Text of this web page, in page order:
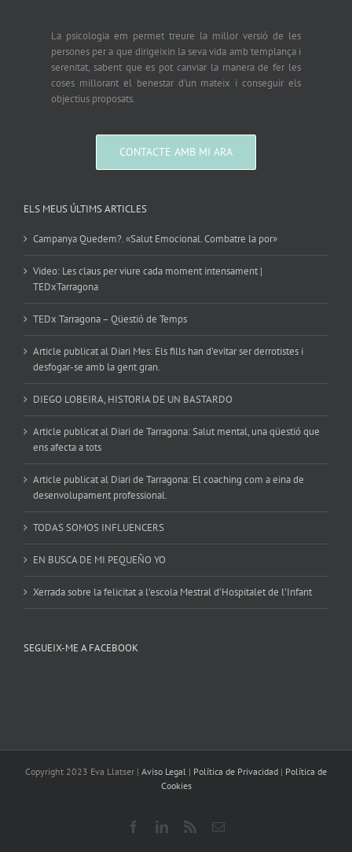
La psicologia em permet treure la millor versió de les
persones per a que dirigeixin la seva vida amb templança i
serenitat, sabent que es pot canviar la manera de fer les
coses millorant el benestar d’un mateix i conseguir els
objectius proposats.
CONTACTE AMB MI ARA
ELS MEUS ÚLTIMS ARTICLES
Campanya Quedem?. «Salut Emocional. Combatre la por»
Video: Les claus per viure cada moment intensament |
TEDxTarragona
TEDx Tarragona – Qüestió de Temps
Article publicat al Diari Mes: Els fills han d’evitar ser derrotistes i
desfogar-se amb la gent gran.
DIEGO LOBEIRA, HISTORIA DE UN BASTARDO
Article publicat al Diari de Tarragona: Salut mental, una qüestió que
ens afecta a tots
Article publicat al Diari de Tarragona: El coaching com a eina de
desenvolupament professional.
TODAS SOMOS INFLUENCERS
EN BUSCA DE MI PEQUEÑO YO
Xerrada sobre la felicitat a l’escola Mestral d’Hospitalet de l’Infant
SEGUEIX-ME A FACEBOOK
Copyright 2023 Eva Llatser | Aviso Legal | Política de Privacidad | Política de
Cookies
FacebookLinkedIn
Rss Email: